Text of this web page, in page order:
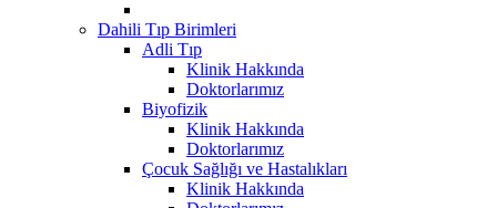
Dahili Tıp Birimleri
Adli Tıp
Klinik Hakkında
Doktorlarımız
Biyofizik
Klinik Hakkında
Doktorlarımız
Çocuk Sağlığı ve Hastalıkları
Klinik Hakkında